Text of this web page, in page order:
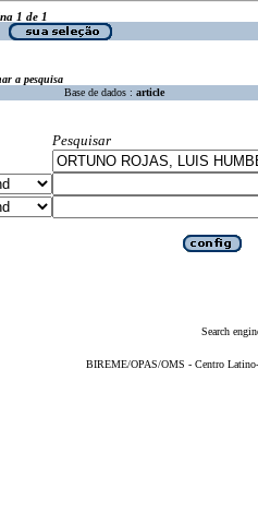
1 de 1
a pesquisa
Base de dados : article
Pesquisar
Search
BIREME/OPAS/OMS - Centro Latino-